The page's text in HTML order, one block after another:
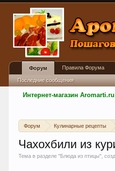
Интернет-магазин
Форум Кулинарные рецепты
Чахохбили из
Тема в разделе "Блюда из птицы",
Форум
Последние сообщения
Правила Форума